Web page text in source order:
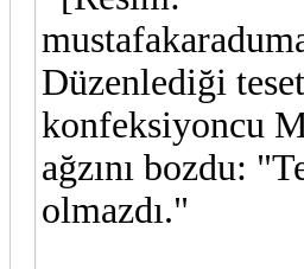
Düzenlediği
konfeksiyoncu
ağzını bozdu:
olmazdı."